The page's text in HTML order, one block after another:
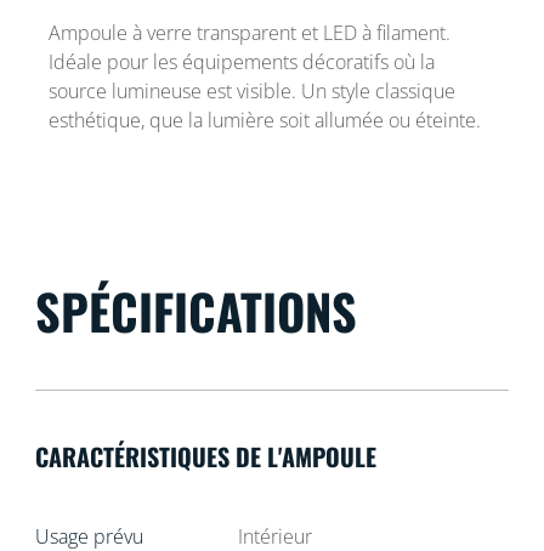
Ampoule à verre transparent et LED à filament.
Idéale pour les équipements décoratifs où la
source lumineuse est visible. Un style classique
esthétique, que la lumière soit allumée ou éteinte.
SPÉCIFICATIONS
CARACTÉRISTIQUES DE L'AMPOULE
Usage prévu Intérieur